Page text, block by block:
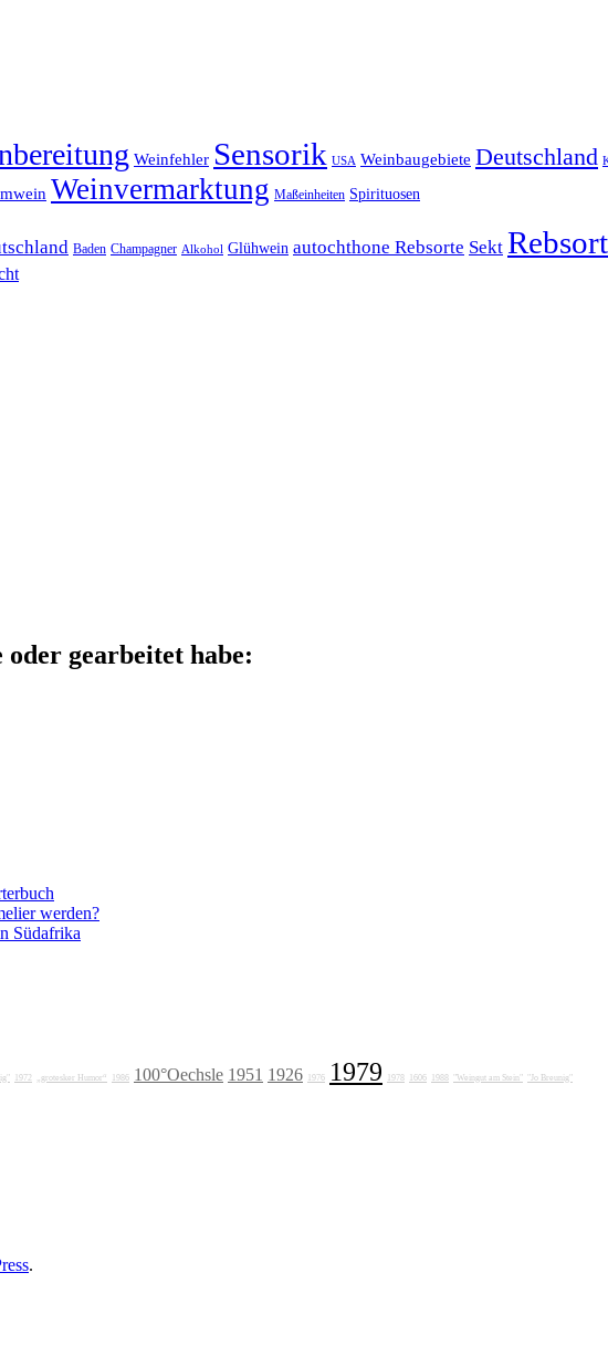
Weinfehler Sensorik USA Weinbaugebiete Deutschland
Weinvermarktung Maßeinheiten Spirituosen
Baden Champagner Alkohol Glühwein autochthone Rebsorte Sekt
gearbeitet habe:
werden?
Südafrika
1972 „grotesker Humor“ 1986 100°Oechsle 1951 1926 1976 1979 1978 1606 1988 "Weingut am Stein" "Jo Breunig"
.